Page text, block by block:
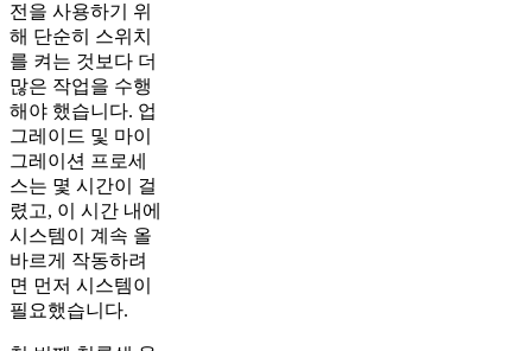
전을 사용하기 위
해 단순히 스위치
를 켜는 것보다 더
많은 작업을 수행
해야 했습니다. 업
그레이드 및 마이
그레이션 프로세
스는 몇 시간이 걸
렸고, 이 시간 내에
시스템이 계속 올
바르게 작동하려
면 먼저 시스템이
필요했습니다.